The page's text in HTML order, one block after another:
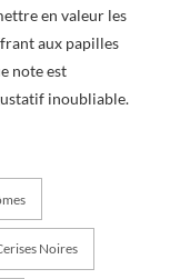
en valeur les
aux papilles
note est
inoubliable.
Noires